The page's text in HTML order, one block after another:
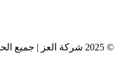
© 2025 شركة العز | جميع الحقوق محفوظة. صمم بواسطة